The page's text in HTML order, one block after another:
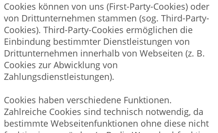
Cookies können von uns (First-Party-Cookies) oder
von Drittunternehmen stammen (sog. Third-Party-
Cookies). Third-Party-Cookies ermöglichen die
Einbindung bestimmter Dienstleistungen von
Drittunternehmen innerhalb von Webseiten (z. B.
Cookies zur Abwicklung von
Zahlungsdienstleistungen).
Cookies haben verschiedene Funktionen.
Zahlreiche Cookies sind technisch notwendig, da
bestimmte Webseitenfunktionen ohne diese nicht